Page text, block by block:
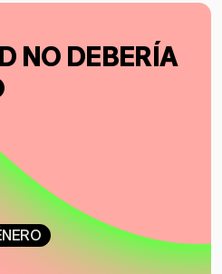
NO DEBERÍA